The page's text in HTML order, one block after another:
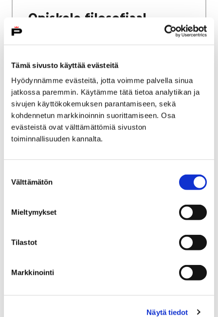
Tämä sivusto käyttää evästeitä
Hyödynnämme evästeitä, jotta voimme palvella sinua
jatkossa paremmin. Käytämme tätä tietoa analytiikan ja
sivujen käyttökokemuksen parantamiseen, sekä
kohdennetun markkinoinnin suorittamiseen. Osa
evästeistä ovat välttämättömiä sivuston
toiminnallisuuden kannalta.
valinta
Välttämätön
Mieltymykset
Tilastot
Markkinointi
Näytä tiedot
Opiskele filosofiaa!
Etusivu Kasvatus ja koulutus
Lukio
Tiäksää?-verkkolehti
Mielipidekirjoituksia
Mielen voima vaikuttaa kaikkialla
Mielen voima vaikuttaa
Metallimuusikon tie fantasiakirjailijaksi – Porin
fantasiakirjailijaksi - Porin